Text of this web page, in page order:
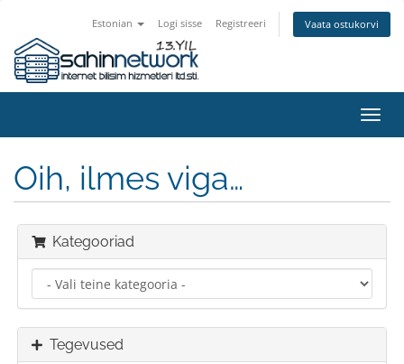
Estonian Logi sisse Registreeri Vaata ostukorvi
Oih, ilmes viga…
Kategooriad
Tegevused